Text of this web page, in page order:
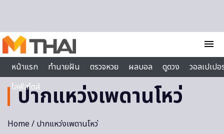
menu
หน้าแรก
ทำนายฝัน ตรวจหวย ผลบอล ดูดวง
วอลเปเป
ไลฟ์สไตล์
ปากแหว่งเพดานโหว่
Home/ ปากแหว่งเพดานโหว่